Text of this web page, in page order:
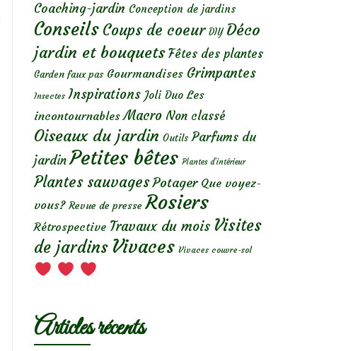
Coaching-jardin Conception de jardins
Conseils Coups de coeur DIY Déco
jardin et bouquets Fêtes des plantes
Garden faux pas Gourmandises Grimpantes
Insectes Inspirations Joli Duo Les
incontournables Macro Non classé
Oiseaux du jardin Outils Parfums du
jardin Petites bêtes Plantes d’intérieur
Plantes sauvages Potager Que voyez-
vous? Revue de presse Rosiers
Rétrospective Travaux du mois Visites
de jardins Vivaces Vivaces couvre-sol
Articles récents